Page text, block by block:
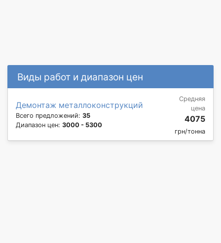
Виды работ и диапазон цен
Демонтаж металлоконструкций
Всего предложений: 35
Диапазон цен: 3000 - 5300
Средняя
цена
4075
грн/тонна